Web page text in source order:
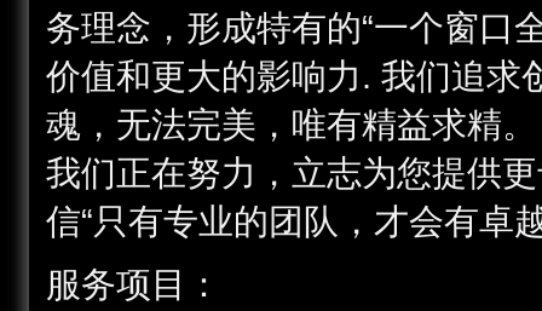
务理念，形成特有的“一个窗口
价值和更大的影响力. 我们追求
魂，无法完美，唯有精益求精
我们正在努力，立志为您提供
信“只有专业的团队，才会有卓
服务项目：